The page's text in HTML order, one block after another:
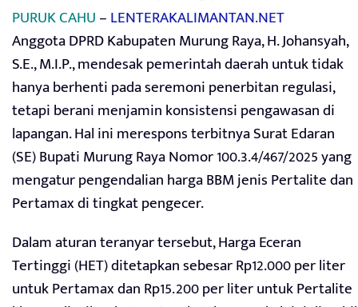
PURUK CAHU–LENTERAKALIMANTAN.NET
Anggota DPRD Kabupaten Murung Raya, H. Johansyah,
S.E., M.I.P., mendesak pemerintah daerah untuk tidak
hanya berhenti pada seremoni penerbitan regulasi,
tetapi berani menjamin konsistensi pengawasan di
lapangan. Hal ini merespons terbitnya Surat Edaran
(SE) Bupati Murung Raya Nomor 100.3.4/467/2025 yang
mengatur pengendalian harga BBM jenis Pertalite dan
Pertamax di tingkat pengecer.
Dalam aturan teranyar tersebut, Harga Eceran
Tertinggi (HET) ditetapkan sebesar Rp12.000 per liter
untuk Pertamax dan Rp15.200 per liter untuk Pertalite